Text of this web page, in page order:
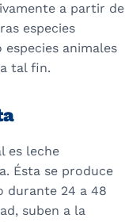
a partir de
especies
animales
tal fin.
es leche
Ésta se produce
durante 24 a 48
suben a la